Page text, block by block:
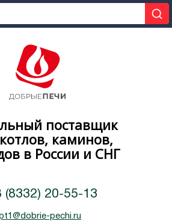
поставщик
каминов,
в России и СНГ
(8332) 20-55-13
pechi.ru